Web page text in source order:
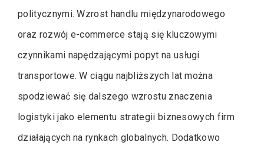
politycznymi. Wzrost handlu międzynarodowego
oraz rozwój e-commerce stają się kluczowymi
czynnikami napędzającymi popyt na usługi
transportowe. W ciągu najbliższych lat można
spodziewać się dalszego wzrostu znaczenia
logistyki jako elementu strategii biznesowych firm
działających na rynkach globalnych. Dodatkowo